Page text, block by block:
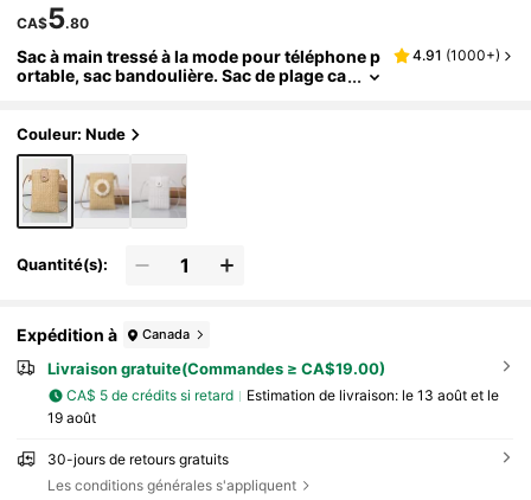
CA$5.80
Sac à main tressé à la mode pour téléphone p
ortable, sac bandoulière. Sac de plage ca
e. Sacs essentiels de plage pour femmes pou
r les vacances et les jours fériés. Nouveau sa
c de vacances
4.91 (1000+)
Couleur: Nude
Quantité(s):
Expédition à Canada
Livraison gratuite(Commandes ≥ CA$19.00)
CA$ 5 de crédits si retard Estimation de livraison: le 13 août et le
19 août
30-jours de retours gratuits
Les conditions générales s'appliquent